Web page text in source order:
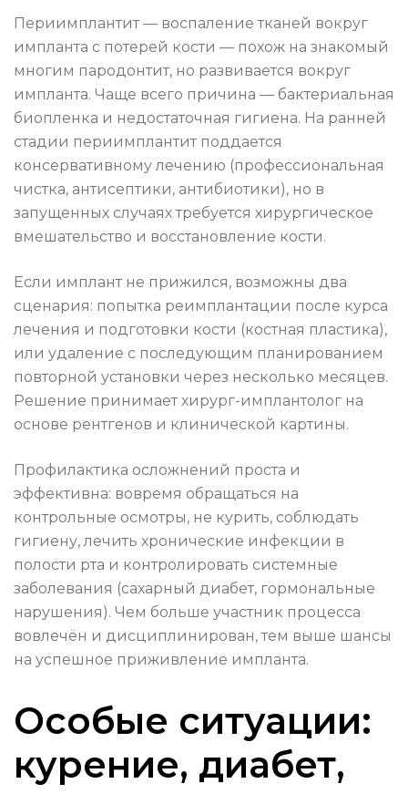
Периимплантит — воспаление тканей вокруг
импланта с потерей кости — похож на знакомый
многим пародонтит, но развивается вокруг
импланта. Чаще всего причина — бактериальная
биопленка и недостаточная гигиена. На ранней
стадии периимплантит поддается
консервативному лечению (профессиональная
чистка, антисептики, антибиотики), но в
запущенных случаях требуется хирургическое
вмешательство и восстановление кости.
Если имплант не прижился, возможны два
сценария: попытка реимплантации после курса
лечения и подготовки кости (костная пластика),
или удаление с последующим планированием
повторной установки через несколько месяцев.
Решение принимает хирург-имплантолог на
основе рентгенов и клинической картины.
Профилактика осложнений проста и
эффективна: вовремя обращаться на
контрольные осмотры, не курить, соблюдать
гигиену, лечить хронические инфекции в
полости рта и контролировать системные
заболевания (сахарный диабет, гормональные
нарушения). Чем больше участник процесса
вовлечён и дисциплинирован, тем выше шансы
на успешное приживление импланта.
Особые ситуации:
курение, диабет,